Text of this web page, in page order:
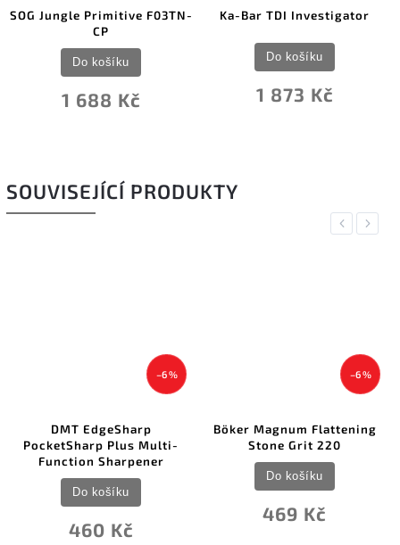
Jungle Primitive F03TN-
1 688 Kč
Do košíku
Ka-Bar TDI Investigator
1 873 Kč
Do košíku
SOUVISEJÍCÍ PRODUKTY
Previous
–6 %
DMT EdgeSharp
PocketSharp Plus Multi-
Function Sharpener
460 Kč
Do košíku
–6 %
Böker Magnum Flattening
Stone Grit 220
469 Kč
Do košíku
Next